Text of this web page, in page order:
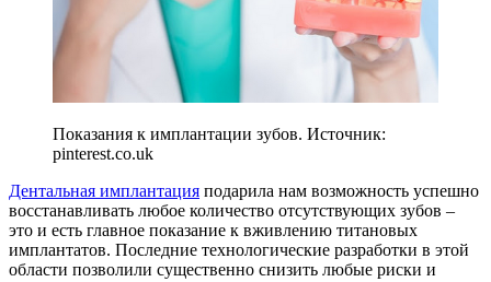
Показания к имплантации зубов. Источник:
pinterest.co.uk
Дентальная имплантация подарила нам возможность успешно
восстанавливать любое количество отсутствующих зубов –
это и есть главное показание к вживлению титановых
имплантатов. Последние технологические разработки в этой
области позволили существенно снизить любые риски и